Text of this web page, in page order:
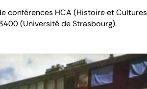
conférences HCA (Histoire et Cultures
(Université de Strasbourg).